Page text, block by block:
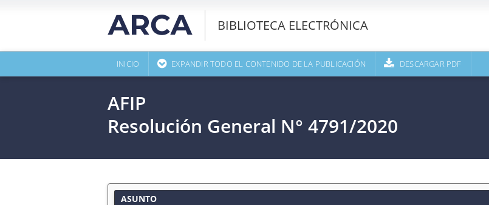
BIBLIOTECA ELECTRÓNICA
INICIO EXPANDIR TODO EL CONTENIDO DE LA PUBLICACIÓN DESCARGAR PDF
AFIP
Resolución General N° 4791/2020
ASUNTO